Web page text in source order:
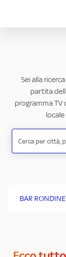
Sei alla
partita
programma TV
BAR RONDINE